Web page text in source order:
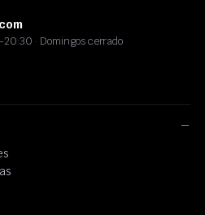
· Domingos cerrado